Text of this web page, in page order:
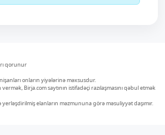
qorunur
onların yiyələrinə məxsusdur.
Birja.com saytının istifadəçi razılaşmasını qəbul etmək
elanların məzmununa görə məsuliyyət daşımır.